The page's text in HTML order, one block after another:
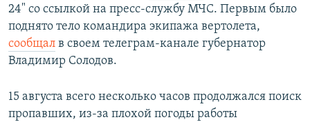
24" со ссылкой на пресс-службу МЧС. Первым было
поднято тело командира экипажа вертолета,
сообщал в своем телеграм-канале губернатор
Владимир Солодов.
15 августа всего несколько часов продолжался поиск
пропавших, из-за плохой погоды работы